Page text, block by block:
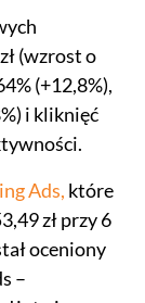
(wzrost o
(+12,8%),
i kliknięć
Ads, które
zł przy 6
oceniony
–